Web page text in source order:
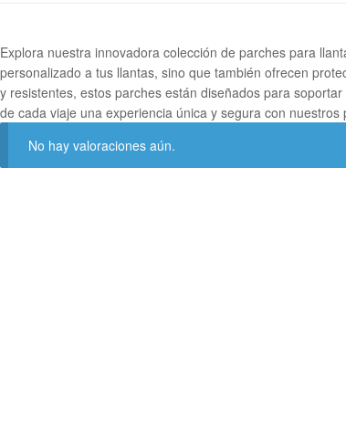
Explora nuestra innovadora colección de parches para
personalizado a tus llantas, sino que también ofrecen
y resistentes, estos parches están diseñados para
de cada viaje una experiencia única y segura con nuestros
No hay valoraciones aún.